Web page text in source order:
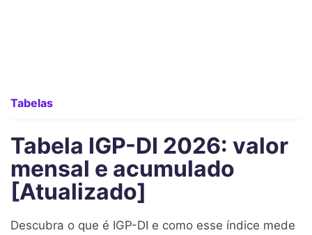
Tabelas
Tabela IGP-DI 2026: valor
mensal e acumulado
[Atualizado]
Descubra o que é IGP-DI e como esse índice mede